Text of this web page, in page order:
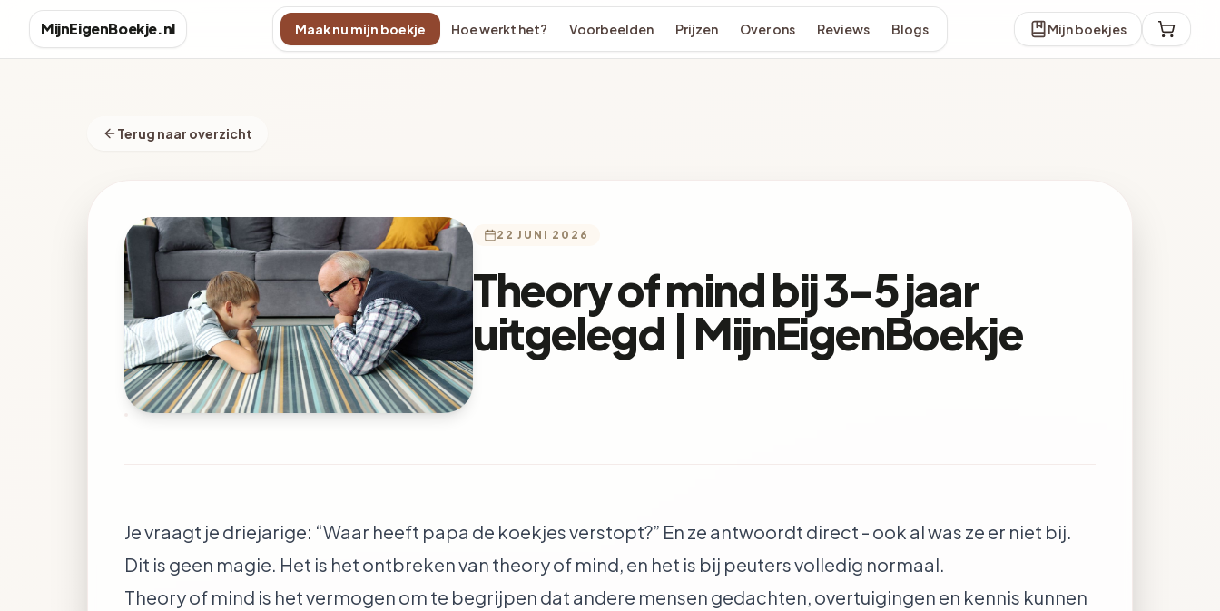
MijnEigenBoekje.nl Maak nu mijn boekje Hoe werkt het? Voorbeelden Prijzen Over ons Reviews Blogs Mijn boekjes
Terug naar overzicht
22 JUNI 2026
Theory of mind bij 3-5 jaar
uitgelegd | MijnEigenBoekje
Je vraagt je driejarige: “Waar heeft papa de koekjes verstopt?” En ze antwoordt direct - ook al was ze er niet bij.
Dit is geen magie. Het is het ontbreken van theory of mind, en het is bij peuters volledig normaal.
Theory of mind is het vermogen om te begrijpen dat andere mensen gedachten, overtuigingen en kennis kunnen